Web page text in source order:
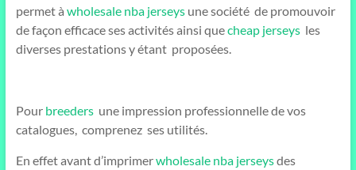
permet à wholesale nba jerseysune société de promouvoir
de façon efficace ses activités ainsi quecheap jerseysles
diverses prestations y étant proposées.
Pour breedersune impression professionnelle de vos
catalogues, comprenez ses utilités.
En effet avant d’imprimerwholesale nba jerseysdes